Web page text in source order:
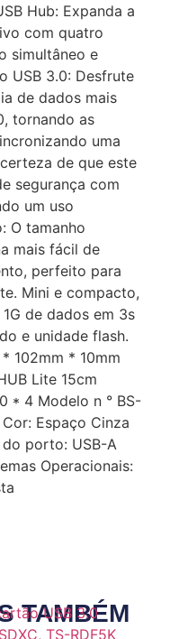
Hub: Expanda a
com quatro
simultâneo e
USB 3.0: Desfrute
de dados mais
tornando as
uma
de que este
segurança com
um uso
O tamanho
mais fácil de
perfeito para
Mini e compacto,
de dados em 3s
e unidade flash.
102mm * 10mm
Lite 15cm
* 4 Modelo n ° BS-
Espaço Cinza
porto: USB-A
Operacionais:
TAMBÉM